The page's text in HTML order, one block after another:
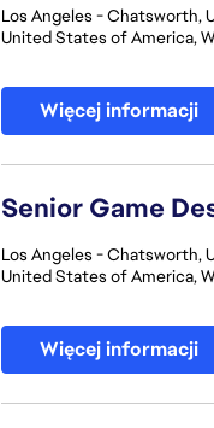
Los Angeles - Chatsworth,
United States of America,
Więcej informacji
Senior Game
Los Angeles - Chatsworth,
United States of America,
Więcej informacji